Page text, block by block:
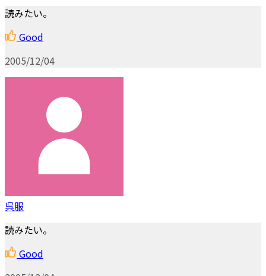
読みたい。
Good
2005/12/04
呉服
読みたい。
Good